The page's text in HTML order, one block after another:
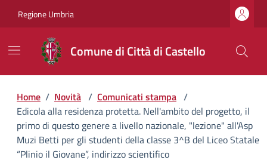
Regione Umbria
Comune di Città di Castello
Home / Novità / Comunicati stampa /
Edicola alla residenza protetta. Nell'ambito del progetto, il
primo di questo genere a livello nazionale, "lezione" all'Asp
Muzi Betti per gli studenti della classe 3^B del Liceo Statale
“Plinio il Giovane”, indirizzo scientifico